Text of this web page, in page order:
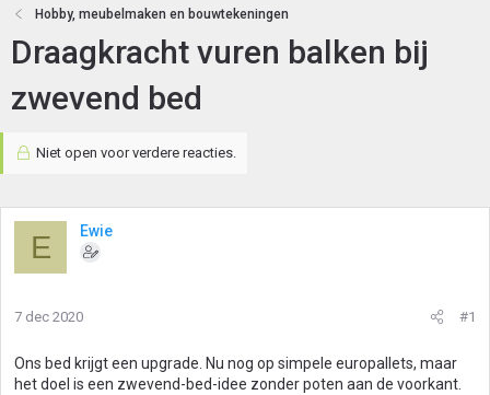
Hobby, meubelmaken en bouwtekeningen
Draagkracht vuren balken bij
zwevend bed
Niet open voor verdere reacties.
E Ewie
7 dec 2020 #1
Ons bed krijgt een upgrade. Nu nog op simpele europallets, maar
het doel is een zwevend-bed-idee zonder poten aan de voorkant.